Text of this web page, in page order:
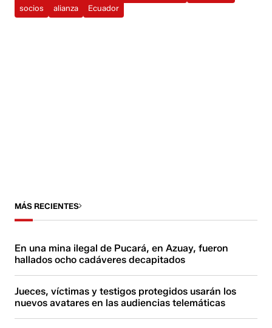
socios
alianza Ecuador
MÁS RECIENTES
En una mina ilegal de Pucará, en Azuay, fueron
hallados ocho cadáveres decapitados
Jueces, víctimas y testigos protegidos usarán los
nuevos avatares en las audiencias telemáticas